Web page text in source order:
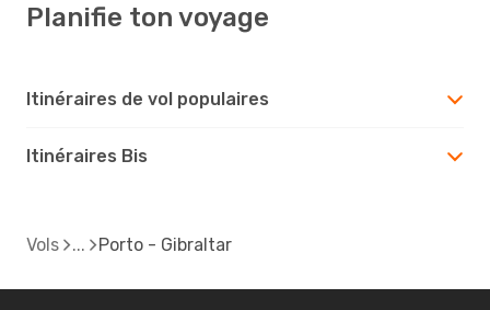
Planifie ton voyage
Itinéraires de vol populaires
Itinéraires Bis
Vols Porto - Gibraltar